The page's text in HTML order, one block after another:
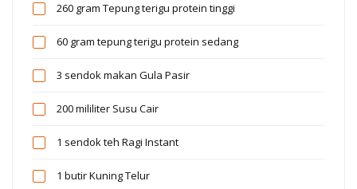
260 gram Tepung terigu protein tinggi
60 gram tepung terigu protein sedang
3 sendok makan Gula Pasir
200 mililiter Susu Cair
1 sendok teh Ragi Instant
1 butirKuning Telur